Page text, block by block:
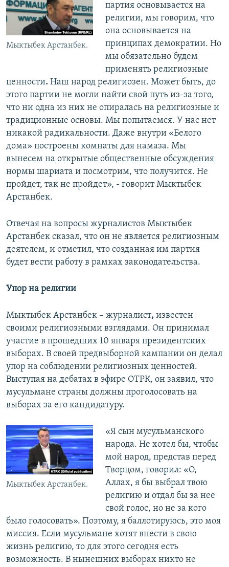
Мыктыбек Арстанбек.
партия основывается на
религии, мы говорим, что
она основывается на
принципах демократии. Но
мы обязательно будем
применять религиозные
ценности. Наш народ религиозен. Может быть, до
этого партии не могли найти свой путь из-за того,
что ни одна из них не опиралась на религиозные и
традиционные основы. Мы попытаемся. У нас нет
никакой радикальности. Даже внутри «Белого
дома» построены комнаты для намаза. Мы
вынесем на открытые общественные обсуждения
нормы шариата и посмотрим, что получится. Не
пройдет, так не пройдет», - говорит Мыктыбек
Арстанбек.
Отвечая на вопросы журналистов Мыктыбек
Арстанбек сказал, что он не является религиозным
деятелем, и отметил, что созданная им партия
будет вести работу в рамках законодательства.
Упор на религии
Мыктыбек Арстанбек – журналист, известен
своими религиозными взглядами. Он принимал
участие в прошедших 10 января президентских
выборах. В своей предвыборной кампании он делал
упор на соблюдении религиозных ценностей.
Выступая на дебатах в эфире ОТРК, он заявил, что
мусульмане страны должны проголосовать на
выборах за его кандидатуру.
Мыктыбек Арстанбек.
«Я сын мусульманского
народа. Не хотел бы, чтобы
мой народ, представ перед
Творцом, говорил: «О,
Аллах, я бы выбрал твою
религию и отдал бы за нее
свой голос, но не за кого
было голосовать». Поэтому, я баллотируюсь, это моя
миссия. Если мусульмане хотят внести в свою
жизнь религию, то для этого сегодня есть
возможность. В нынешних выборах никто не